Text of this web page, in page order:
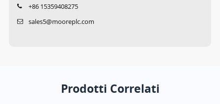
+86 15359408275
sales5@mooreplc.com
Prodotti Correlati